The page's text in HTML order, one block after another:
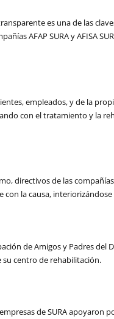
es una de las
AFAP SURA y AFISA
empleados, y de la
con el tratamiento y la
directivos de las
la causa,
de Amigos y Padres del
centro de rehabilitación.
de SURA apoyaron